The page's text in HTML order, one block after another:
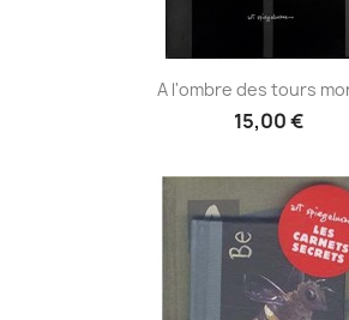
A l'ombre des tours
15,00 €